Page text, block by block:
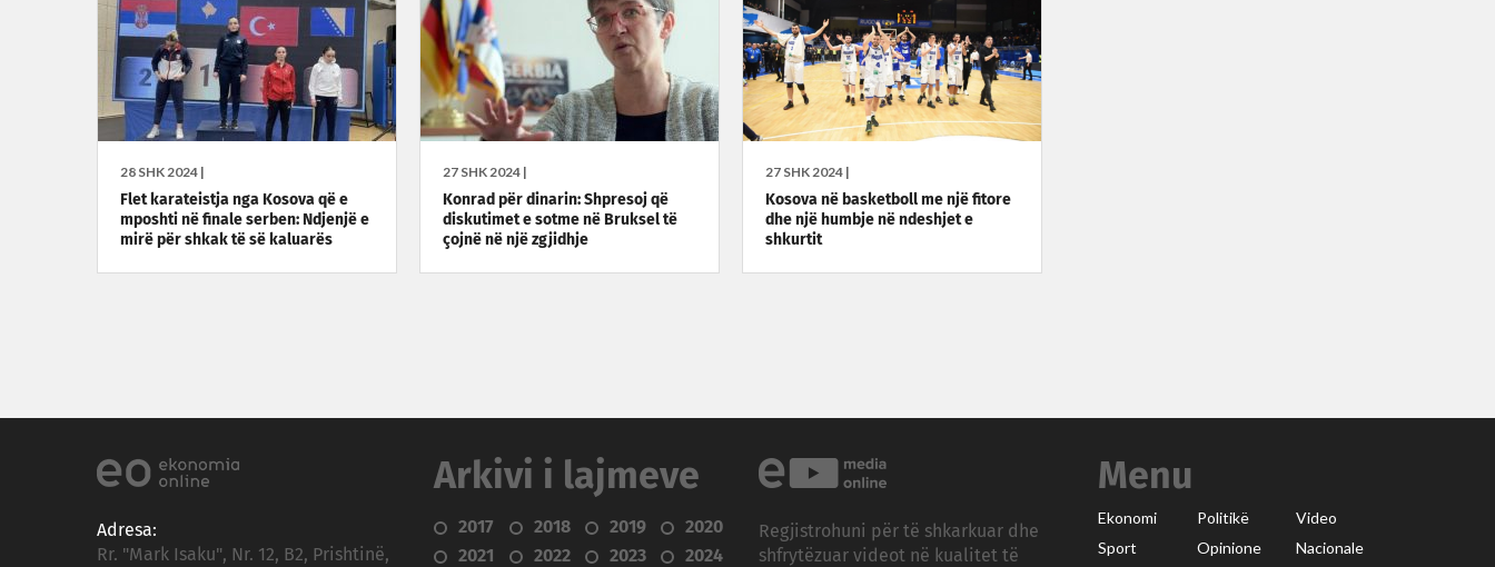
28 SHK 2024 |
Flet karateistja nga Kosova që e
mposhti në finale serben: Ndjenjë e
mirë për shkak të së kaluarës
27 SHK 2024 |
Konrad për dinarin: Shpresoj që
diskutimet e sotme në Bruksel të
çojnë në një zgjidhje
27 SHK 2024 |
Kosova në basketboll me një fitore
dhe një humbje në ndeshjet e
shkurtit
Adresa:
Rr. "Mark Isaku", Nr. 12, B2, Prishtinë,
Arkivi i lajmeve
2017 2018 2019
2020
2021
2022 2023 2024
Regjistrohuni për të shkarkuar dhe
shfrytëzuar videot në kualitet të
Menu
Ekonomi Politikë
Video
Sport
Opinione Nacionale